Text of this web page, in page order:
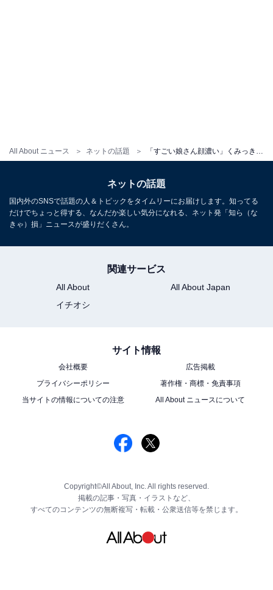
All About ニュース ネットの話題
ネットの話題
国内外のSNSで話題の人＆トピックをタイムリーにお届けします。知ってる
だけでちょっと得する、なんだか楽しい気分になれる、ネット発「知ら（な
きゃ）損」ニュースが盛りだくさん。
関連サービス
All About
All About Japan
イチオシ
サイト情報
会社概要
広告掲載
プライバシーポリシー
著作権・商標・免責事項
当サイトの情報についての注意
All About ニュースについて
Copyright©All About, Inc. All rights reserved.
掲載の記事・写真・イラストなど、
すべてのコンテンツの無断複写・転載・公衆送信等を禁じます。